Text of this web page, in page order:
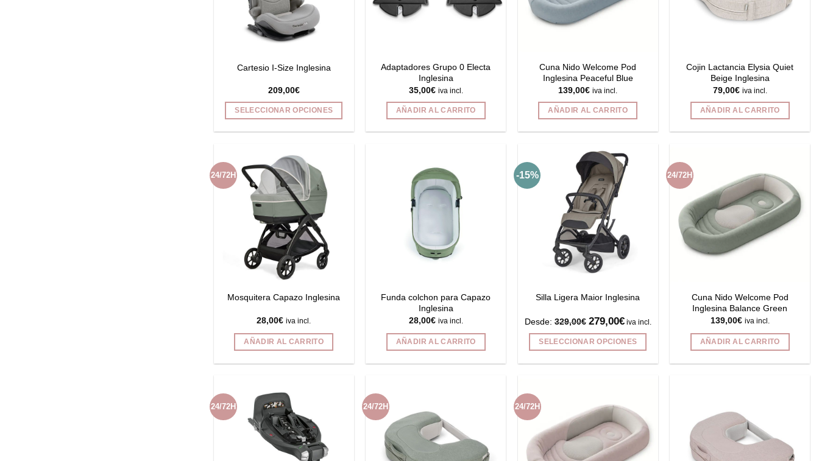
pueden
elegir
en
página
producto
pueden
página
de
producto
pueden
elegir
página
de
producto
Cartesio I-Size Inglesina
209,00€
SELECCIONAR OPCIONES
tiene
múltiples
variantes.
Las
opciones
se
pueden
elegir
en
la
página
producto
Adaptadores Grupo 0 Electa
Inglesina
35,00€ iva incl.
AÑADIR AL CARRITO
Cuna Nido Welcome Pod
Inglesina Peaceful Blue
139,00€ iva incl.
AÑADIR AL CARRITO
Cojin Lactancia Elysia Quiet
Beige Inglesina
79,00€ iva incl.
AÑADIR AL CARRITO
24/72H
Mosquitera Capazo Inglesina
28,00€ iva incl.
AÑADIR AL CARRITO
Funda colchon para Capazo
Inglesina
28,00€ iva incl.
AÑADIR AL CARRITO
-15%
Silla Ligera Maior Inglesina
Desde:329,00€ 279,00€iva incl.
SELECCIONAR OPCIONES
variantes.
Las
opciones
se
24/72H
Cuna Nido Welcome Pod
Inglesina Balance Green
139,00€ iva incl.
AÑADIR AL CARRITO
24/72H 24/72H 24/72H